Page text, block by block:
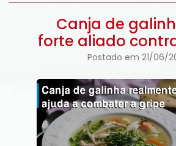
Canja de
forte aliado
Postado em 21/06/